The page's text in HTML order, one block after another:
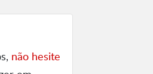
não hesite